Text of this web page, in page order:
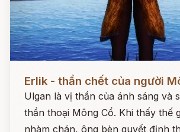
Erlik - thần chết của người
Ulgan là vị thần của ánh sáng và
thần thoại Mông Cổ. Khi thấy thế
nhàm chán, ông bèn quyết định